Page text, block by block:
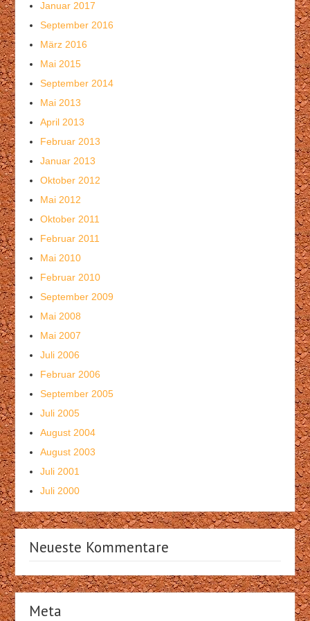
Januar 2017
September 2016
März 2016
Mai 2015
September 2014
Mai 2013
April 2013
Februar 2013
Januar 2013
Oktober 2012
Mai 2012
Oktober 2011
Februar 2011
Mai 2010
Februar 2010
September 2009
Mai 2008
Mai 2007
Juli 2006
Februar 2006
September 2005
Juli 2005
August 2004
August 2003
Juli 2001
Juli 2000
Neueste Kommentare
Meta